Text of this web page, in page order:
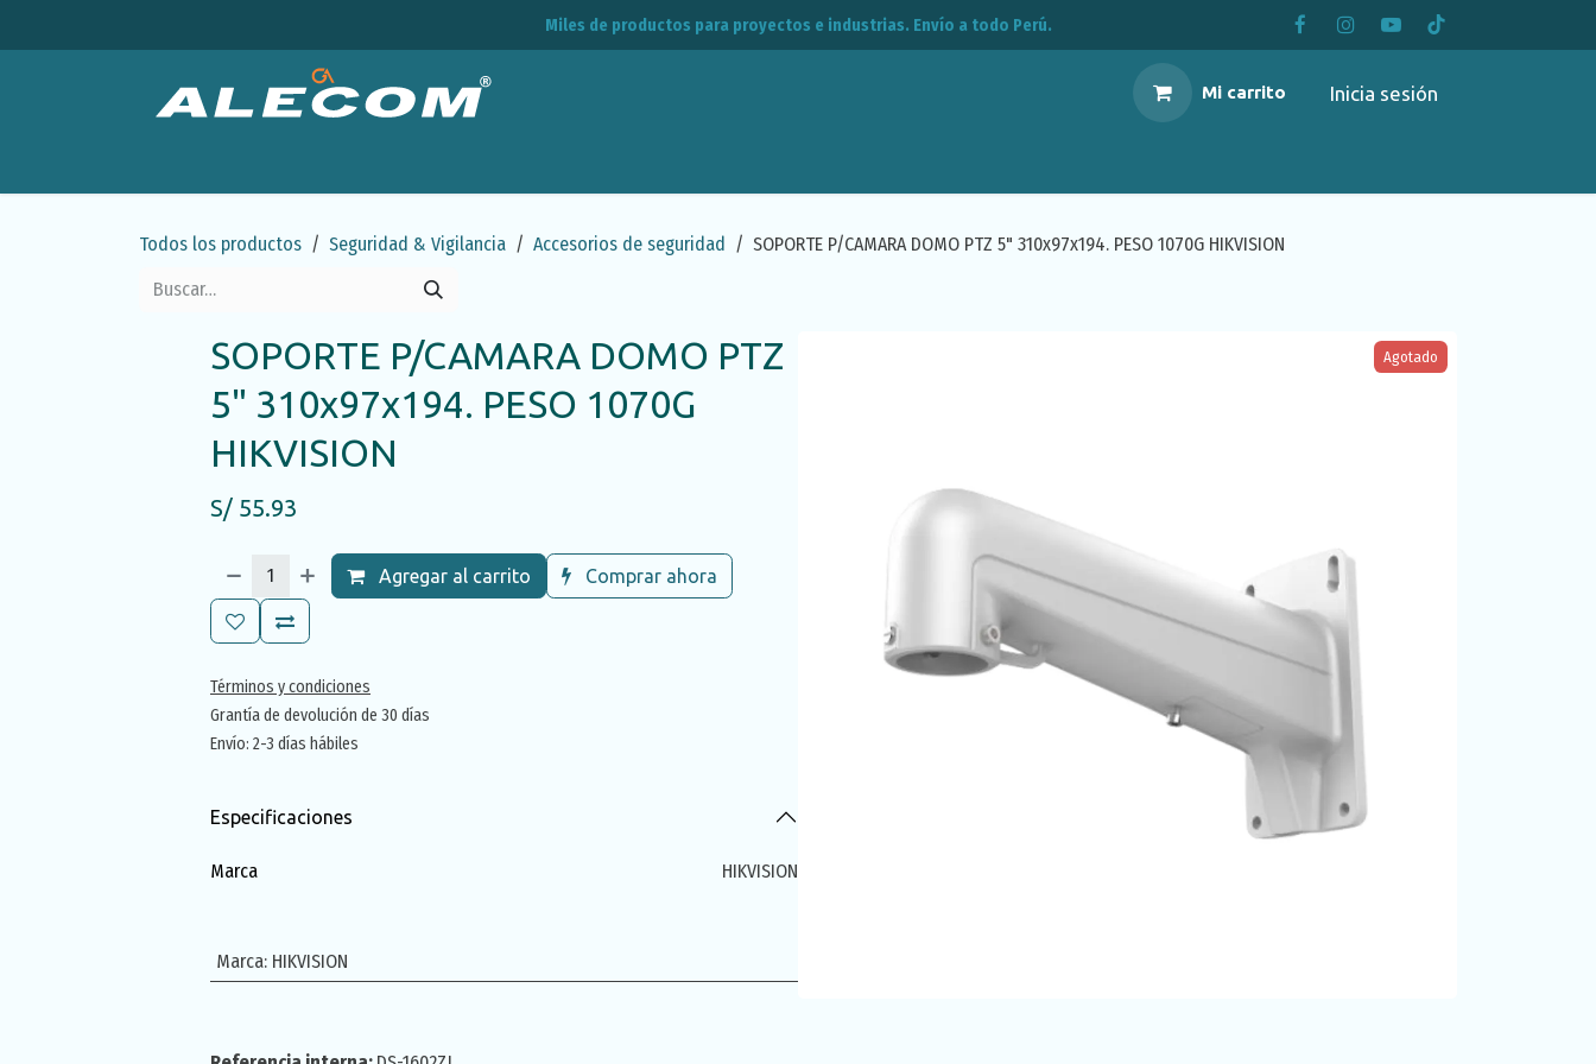
Miles de productos para proyectos e industrias. Envío a todo Perú.
Mi carrito Inicia sesión
Todos los productos Seguridad & Vigilancia Accesorios de seguridad SOPORTE P/CAMARA DOMO PTZ 5" 310x97x194. PESO 1070G HIKVISION
Agotado
SOPORTE P/CAMARA DOMO PTZ
5" 310x97x194. PESO 1070G
HIKVISION
S/ 55.93
Agregar al carrito Comprar ahora
Términos y condiciones
Grantía de devolución de 30 días
Envío: 2-3 días hábiles
Especificaciones
Marca HIKVISION
Marca: HIKVISION